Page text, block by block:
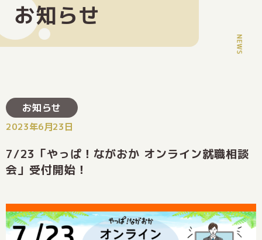
お知らせ
お知らせ
2023年6月23日
7/23「やっぱ！ながおか オンライン就職相談
会」受付開始！